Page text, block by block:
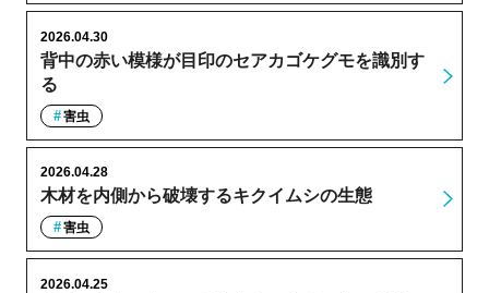
背中の赤い模様が目印のセアカゴケグモを識別す
る
2026.04.30
害虫
木材を内側から破壊するキクイムシの生態
2026.04.28
害虫
2026.04.25